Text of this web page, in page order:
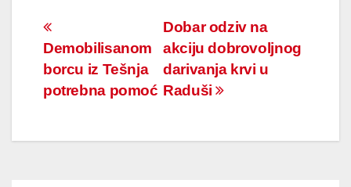
Navigacija
članaka
Dobar odziv na
akciju dobrovoljnog
darivanja krvi u
Raduši
Demobilisanom
borcu iz Tešnja
potrebna pomoć